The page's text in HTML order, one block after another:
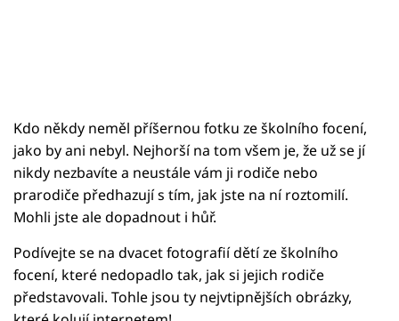
Kdo někdy neměl příšernou fotku ze školního focení,
jako by ani nebyl. Nejhorší na tom všem je, že už se jí
nikdy nezbavíte a neustále vám ji rodiče nebo
prarodiče předhazují s tím, jak jste na ní roztomilí.
Mohli jste ale dopadnout i hůř.
Podívejte se na dvacet fotografií dětí ze školního
focení, které nedopadlo tak, jak si jejich rodiče
představovali. Tohle jsou ty nejvtipnějších obrázky,